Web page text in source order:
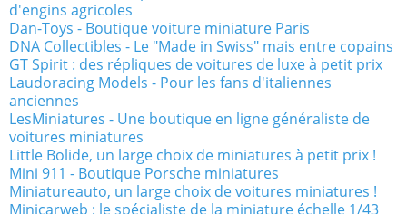
d'engins agricoles
Dan-Toys - Boutique voiture miniature Paris
DNA Collectibles - Le "Made in Swiss" mais entre copains
GT Spirit : des répliques de voitures de luxe à petit prix
Laudoracing Models - Pour les fans d'italiennes
anciennes
LesMiniatures - Une boutique en ligne généraliste de
voitures miniatures
Little Bolide, un large choix de miniatures à petit prix !
Mini 911 - Boutique Porsche miniatures
Miniatureauto, un large choix de voitures miniatures !
Minicarweb : le spécialiste de la miniature échelle 1/43